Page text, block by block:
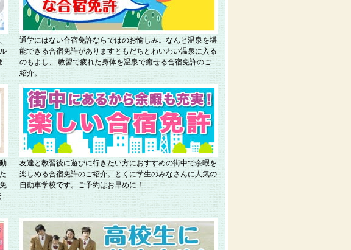
通学にはない合宿免許ならではのお愉しみ。なんと温泉を堪
能できる合宿免許がありますともだちとわいわい温泉に入る
のもよし、 教習で疲れた身体を温泉で癒せる合宿免許のご
紹介。
友達と教習後に遊びに行きたい方におすすめの街中で余暇を
楽しめる合宿免許のご紹介。とくに学生のみなさんに人気の
自動車学校です。ご予約はお早めに！